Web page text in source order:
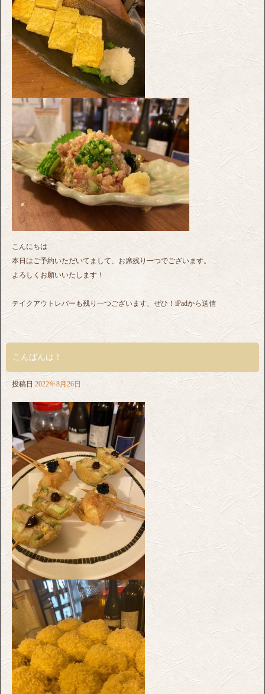
こんにちは
本日はご予約いただいてまして、お席残り一つでございます。
よろしくお願いいたします！
テイクアウトレバーも残り一つございます、ぜひ！iPadから送信
こんばんは！
投稿日 2022年8月26日